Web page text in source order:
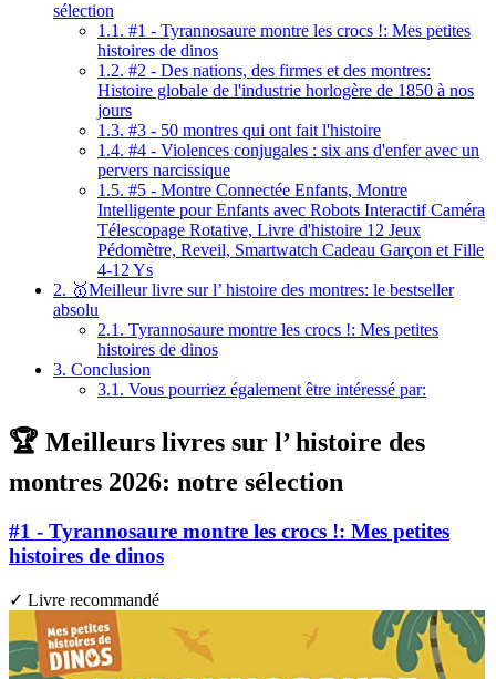
sélection
1.1. #1 - Tyrannosaure montre les crocs !: Mes petites
histoires de dinos
1.2. #2 - Des nations, des firmes et des montres:
Histoire globale de l'industrie horlogère de 1850 à nos
jours
1.3. #3 - 50 montres qui ont fait l'histoire
1.4. #4 - Violences conjugales : six ans d'enfer avec un
pervers narcissique
1.5. #5 - Montre Connectée Enfants, Montre
Intelligente pour Enfants avec Robots Interactif Caméra
Télescopage Rotative, Livre d'histoire 12 Jeux
Pédomètre, Reveil, Smartwatch Cadeau Garçon et Fille
4-12 Ys
2. 🥇Meilleur livre sur l’ histoire des montres: le bestseller
absolu
2.1. Tyrannosaure montre les crocs !: Mes petites
histoires de dinos
3. Conclusion
3.1. Vous pourriez également être intéressé par:
🏆 Meilleurs livres sur l’ histoire des
montres 2026: notre sélection
#1 - Tyrannosaure montre les crocs !: Mes petites
histoires de dinos
✓ Livre recommandé